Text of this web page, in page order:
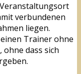
verbundenen
liegen.
Trainer ohne
dass sich